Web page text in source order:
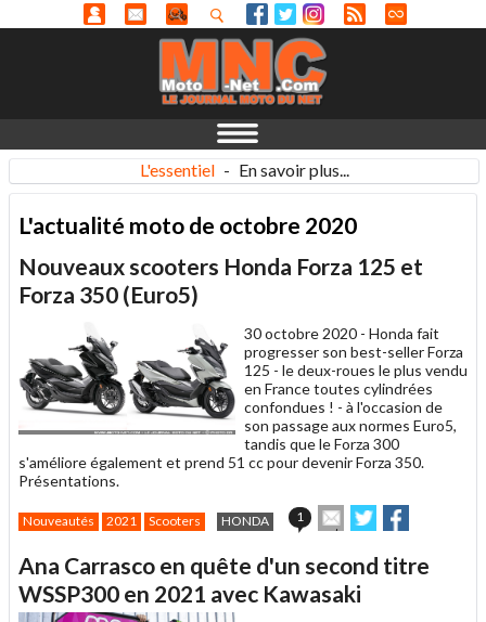
L'essentiel - En savoir plus...
L'actualité moto de octobre 2020
Nouveaux scooters Honda Forza 125 et
Forza 350 (Euro5)
30 octobre 2020 - Honda fait
progresser son best-seller Forza
125 - le deux-roues le plus vendu
en France toutes cylindrées
confondues ! - à l'occasion de
son passage aux normes Euro5,
tandis que le Forza 300
s'améliore également et prend 51 cc pour devenir Forza 350.
Présentations.
Nouveautés 2021 Scooters HONDA 1
Envoyer
cet
à
un
ami
Partager
sur sur
Ana Carrasco en quête d'un second titre
WSSP300 en 2021 avec Kawasaki